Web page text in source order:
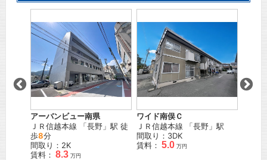
アーバンビュー南県
ＪＲ信越本線 「長野 」駅 徒
歩8分
間取り：2K
賃料： 8.3 万円
ワイド南俣Ｃ
ＪＲ信越本線 「長野 」駅
間取り：3DK
賃料： 5.0 万円